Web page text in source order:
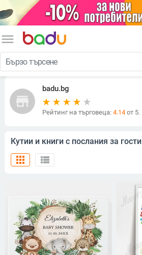
menu
store
badu.bg
Рейтинг на търговеца: 4.14от 5.
Кутии и книги с послания за гости
view_list
apps